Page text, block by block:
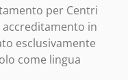
per Centri
accreditamento in
esclusivamente
come lingua